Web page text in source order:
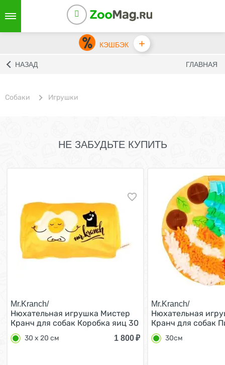
КЭШБЭК +
НАЗАД ГЛАВНАЯ
Собаки Игрушки
НЕ ЗАБУДЬТЕ КУПИТЬ
Mr.Kranch/
Нюхательная игрушка Мистер
Кранч для собак Коробка яиц 30
х 20 см
30 х 20 см 1 800₽
Mr.Kranch/
Нюхательная
Кранч для собак
Итальяно 30см
30см